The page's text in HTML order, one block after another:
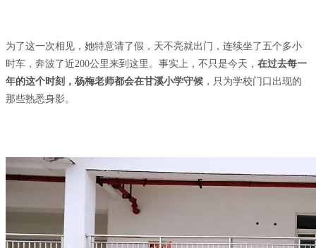
为了这一次相见，她特意请了假，天不亮就出门，连续坐了五个多小
时车，奔波了近200公里来到这里。事实上，不只是今天， 在过去每一
年的这个时刻，杨梅老师都会在甘溪小学守候 ，只为学校门口出现的
那些熟悉身影。